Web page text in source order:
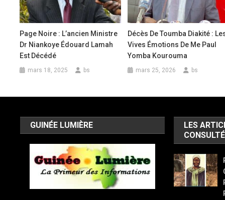
Page Noire : L’ancien Ministre
Dr Niankoye Édouard Lamah
Est Décédé
mars 18, 2025 bs
Décès De Toumba Diakité :
Vives Émotions De Me Paul
Yomba Kourouma
mars 25, 2026 bs
GUINÉE LUMIÈRE
LES